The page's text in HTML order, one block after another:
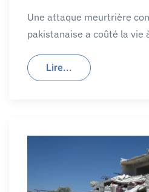
Une attaque meurtrière
pakistanaise a coûté la vie
Lire...